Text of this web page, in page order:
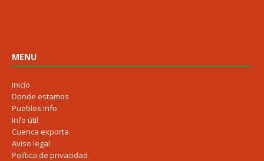
MENU
Inicio
Donde estamos
Pueblos Info
Info útil
Cuenca exporta
Aviso legal
Política de privacidad